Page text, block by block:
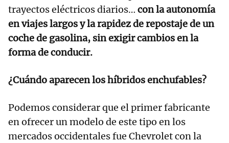
trayectos eléctricos diarios… con la autonomía
en viajes largos y la rapidez de repostaje de un
coche de gasolina, sin exigir cambios en la
forma de conducir.
¿Cuándo aparecen los híbridos enchufables?
Podemos considerar que el primer fabricante
en ofrecer un modelo de este tipo en los
mercados occidentales fue Chevrolet con la